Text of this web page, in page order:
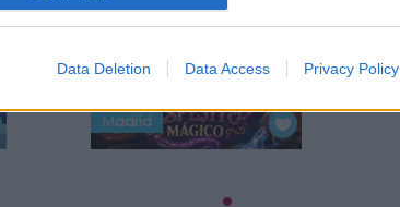
Data Deletion Data Access Privacy Policy
Madrid